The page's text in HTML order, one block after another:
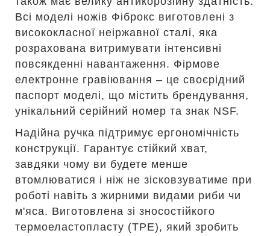
Всі моделі ножів Фіброкс виготовлені з
висококласної неіржавної сталі, яка
розрахована витримувати інтенсивні
повсякденні навантаження. Фірмове
електронне гравіювання – це своєрідний
паспорт моделі, що містить брендування,
унікальний серійний номер та знак NSF.
Надійна ручка підтримує ергономічність
конструкції. Гарантує стійкий хват,
завдяки чому ви будете менше
втомлюватися і ніж не зісковзуватиме при
роботі навіть з жирними видами риби чи
м'яса. Виготовлена зі зносостійкого
термоеластопласту (TPE), який зробить